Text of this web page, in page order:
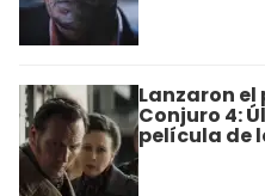
Lanzaron el
Conjuro 4:
película de